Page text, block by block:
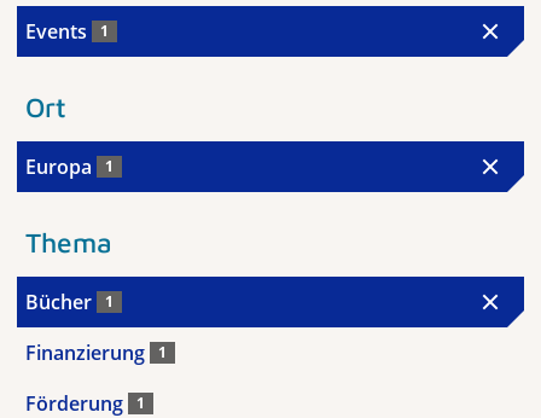
Events 1
Ort
Europa 1
Thema
Bücher 1
Finanzierung 1
Förderung 1